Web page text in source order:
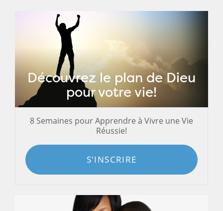
Découvrez le plan de Dieu
pour votre vie!
8 Semaines pour Apprendre à Vivre une Vie
Réussie!
S'INSCRIRE